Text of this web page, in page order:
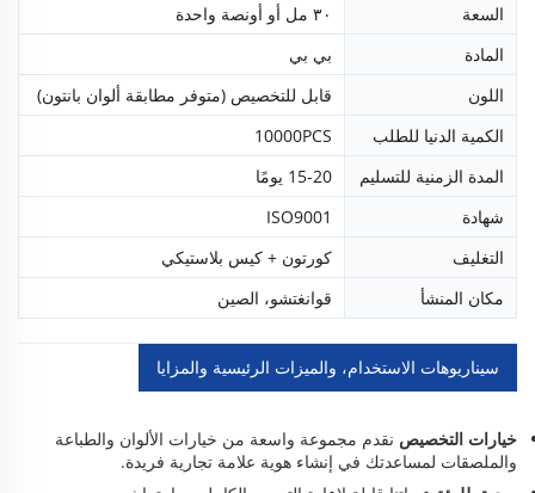
السعة
٣٠ مل أو أونصة واحدة
المادة
بي بي
اللون
قابل للتخصيص (متوفر مطابقة ألوان بانتون)
الكمية الدنيا للطلب
10000PCS
المدة الزمنية للتسليم
15-20 يومًا
شهادة
ISO9001
التغليف
كورتون + كيس بلاستيكي
مكان المنشأ
قوانغتشو، الصين
سيناريوهات الاستخدام، والميزات الرئيسية والمزايا
خيارات التخصيص نقدم مجموعة واسعة من خيارات الألوان والطباعة
والملصقات لمساعدتك في إنشاء هوية علامة تجارية فريدة.